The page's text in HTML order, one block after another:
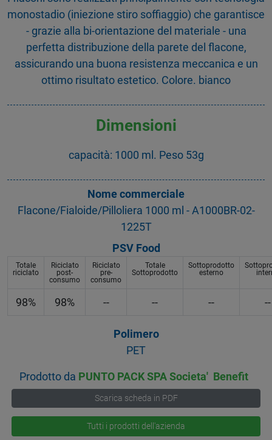
monostadio (iniezione stiro soffiaggio) che garantisce
- grazie alla bi-orientazione del materiale - una
perfetta distribuzione della parete del flacone,
assicurando una buona resistenza meccanica e un
ottimo risultato estetico. Colore. bianco
Dimensioni
capacità: 1000 ml. Peso 53g
Nome commerciale
Flacone/Fialoide/Pilloliera 1000 ml - A1000BR-02-
1225T
PSV Food
Totale
riciclato
Riciclato
post-
consumo
Riciclato
pre-
consumo
Totale
Sottoprodotto
Sottoprodotto
esterno
98% 98% -- -- -- --
Polimero
PET
Prodotto da PUNTO PACK SPA Societa' Benefit
Scarica scheda in PDF
Tutti i prodotti dell'azienda